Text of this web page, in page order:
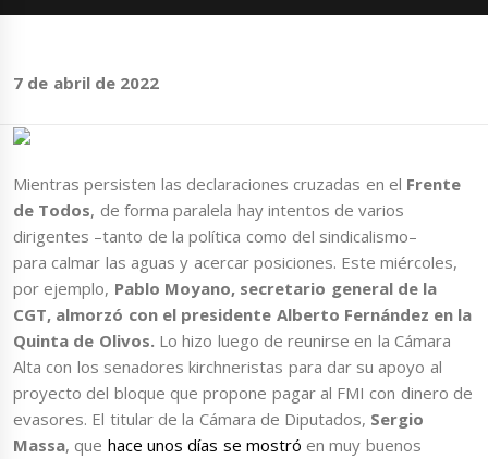
7 de abril de 2022
Mientras persisten las declaraciones cruzadas en el Frente
de Todos, de forma paralela hay intentos de varios
dirigentes –tanto de la política como del sindicalismo–
para calmar las aguas y acercar posiciones. Este miércoles,
por ejemplo, Pablo Moyano, secretario general de la
CGT, almorzó con el presidente Alberto Fernández en la
Quinta de Olivos. Lo hizo luego de reunirse en la Cámara
Alta con los senadores kirchneristas para dar su apoyo al
proyecto del bloque que propone pagar al FMI con dinero de
evasores. El titular de la Cámara de Diputados, Sergio
Massa, que hace unos días se mostró en muy buenos